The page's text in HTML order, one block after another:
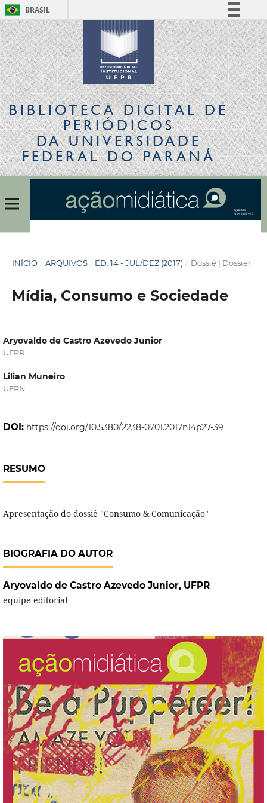
BRASIL
Simplifique!
Comunica BR
Participe
Acesso à informação
Legislação
Canais
BIBLIOTECA DIGITALDE
PERIÓDICOS
DA UNIVERSIDADE
FEDERAL DO PARANÁ
INÍCIO / ARQUIVOS / ED. 14 - JUL/DEZ (2017) / Dossiê | Dossier
Mídia, Consumo e Sociedade
Aryovaldo de Castro Azevedo Junior
UFPR
Lilian Muneiro
UFRN
DOI: https://doi.org/10.5380/2238-0701.2017n14p27-39
RESUMO
Apresentação do dossiê "Consumo & Comunicação"
BIOGRAFIA DO AUTOR
Aryovaldo de Castro Azevedo Junior, UFPR
equipe editorial